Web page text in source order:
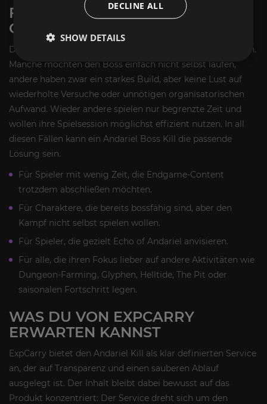
FÜR WEN DER ANDARIEL KILL
GEEIGNET IST
Dieser Service ist ideal für verschiedene Arten von Spielern.
Manche möchten den Boss einfach nicht selbst laufen,
andere haben zwar ein starkes Build, aber keine Lust auf
wiederholte Versuche oder unnötigen organisatorischen
Aufwand. Wieder andere spielen nur begrenzte Zeit und
wollen ihre Spielsession möglichst effizient nutzen. In all
diesen Fällen kann ein Andariel Boss Kill die passende
Lösung sein.
Für Spieler mit wenig Zeit, die Endgame-Content
trotzdem abschließen möchten.
Für Charaktere, die bereits bossfähig sind, aber den
Kampf nicht selbst spielen wollen.
Für Spieler, die gezielt Echo of Andariel anvisieren.
Für alle, die ihren Fokus lieber auf andere Aktivitäten wie
Dungeon-Farming, Glyphen, Helltide, The Pit oder
saisonalen Fortschritt legen.
WAS DU VON EXPCARRY
ERWARTEN KANNST
ExpCarry bietet den Andariel Kill als klar definierten Service
an, der auf Transparenz und einen sauberen Ablauf
ausgelegt ist. Der Inhalt bleibt dabei bewusst auf das
Produkt konzentriert: Der Service dreht sich um den
DECLINE ALL
SHOW DETAILS